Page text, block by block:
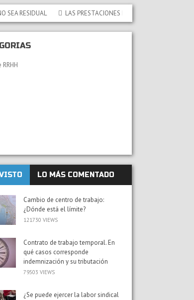
LAS PRESTACIONES FAMILIARES NO
LO MÁS COMENTADO
Cambio de centro de trabajo:
¿Dónde está el límite?
121730 VIEWS
Contrato de trabajo temporal. En
qué casos corresponde
indemnización y su tributación
79503 VIEWS
¿Se puede ejercer la labor sindical